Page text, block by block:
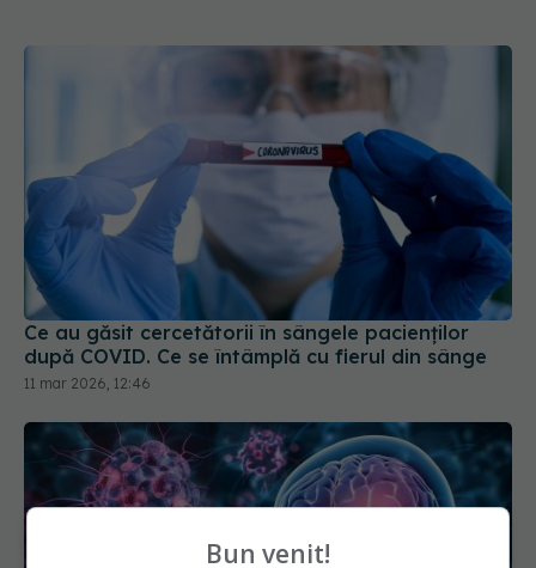
Ce au găsit cercetătorii în sângele pacienților
după COVID. Ce se întâmplă cu fierul din sânge
11 mar 2026, 12:46
Bun venit!